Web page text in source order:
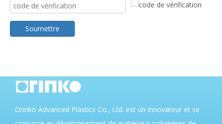
Soumettre
Orinko Advanced Plastics Co., Ltd. est un innovateur et se